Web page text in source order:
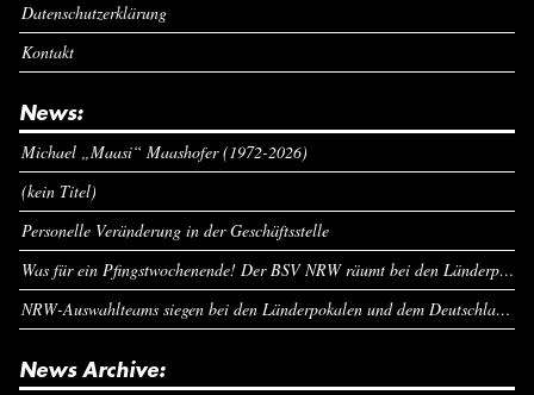
Datenschutzerklärung
Kontakt
News:
Michael „Maasi“ Maashofer (1972-2026)
(kein Titel)
Personelle Veränderung in der Geschäftsstelle
Was für ein Pfingstwochenende! Der BSV NRW räumt bei den Länderpokalen ab
NRW-Auswahlteams siegen bei den Länderpokalen und dem Deutschlandcup an Pfingsten
News Archive: